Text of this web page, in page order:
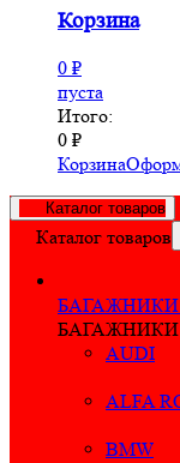
Корзина
0 ₽
пуста
Итого:
0 ₽
Корзина
Каталог товаров
Каталог товаров
AUDI
ALFA
BMW